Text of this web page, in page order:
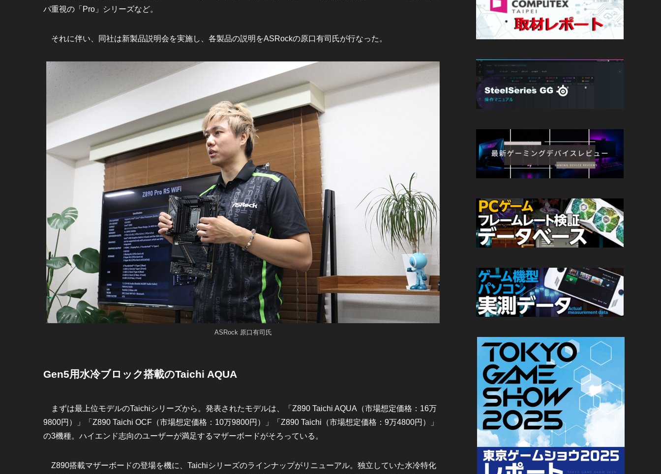
パ重視の「Pro」シリーズなど。
それに伴い、同社は新製品説明会を実施し、各製品の説明をASRockの原口有司氏が行なった。
ASRock 原口有司氏
Gen5用水冷ブロック搭載のTaichi AQUA
まずは最上位モデルのTaichiシリーズから。発表されたモデルは、「Z890 Taichi AQUA（市場想定価格：16万
9800円）」「Z890 Taichi OCF（市場想定価格：10万9800円）」「Z890 Taichi（市場想定価格：9万4800円）」
の3機種。ハイエンド志向のユーザーが満足するマザーボードがそろっている。
Z890搭載マザーボードの登場を機に、Taichiシリーズのラインナップがリニューアル。独立していた水冷特化